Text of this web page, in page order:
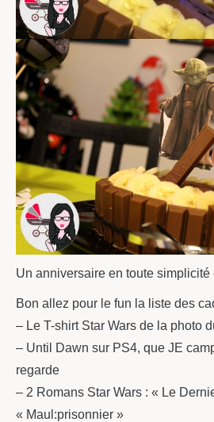
Un anniversaire en toute simplicité
Bon allez pour le fun la liste des
– Le T-shirt Star Wars de la photo
– Until Dawn sur PS4, que JE
regarde
– 2 Romans Star Wars : « Le
« Maul:prisonnier »